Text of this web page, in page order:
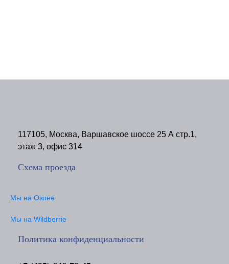
117105, Москва, Варшавское шоссе 25 А стр.1,
этаж 3, офис 314
Схема проезда
Мы на Озоне
Мы на Wildberrie
Политика конфиденциальности